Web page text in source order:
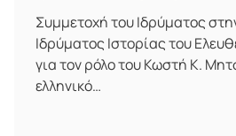
Συμμετοχή του Ιδρύματος
Ιδρύματος Ιστορίας του
για τον ρόλο του Κωστή Κ.
ελληνικό…